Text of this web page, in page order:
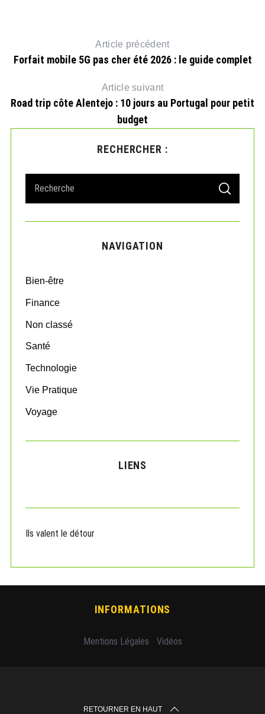
Article précédent
Forfait mobile 5G pas cher été 2026 : le guide complet
Article suivant
Road trip côte Alentejo : 10 jours au Portugal pour petit
budget
RECHERCHER :
a
r
o
:
S
A
C
NAVIGATION
Bien-être
Finance
Non classé
Santé
Technologie
Vie Pratique
Voyage
LIENS
Ils valent le détour
INFORMATIONS
Mentions Légales Vidéos
RETOURNER EN HAUT